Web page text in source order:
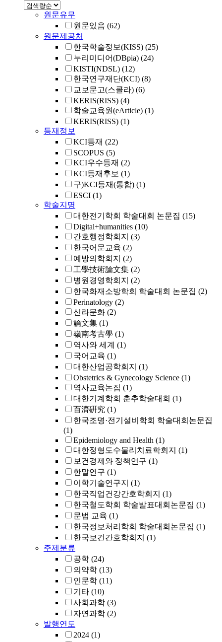
원문유무
원문있음 (62)
원문제공처
한국학술정보(KISS) (25)
누리미디어(DBpia) (24)
KISTI(NDSL) (12)
한국연구재단(KCI) (8)
교보문고(스콜라) (6)
KERIS(RISS) (4)
학술교육원(eArticle) (1)
KERIS(RISS) (1)
등재정보
KCI등재 (22)
SCOPUS (5)
KCI우수등재 (2)
KCI등재후보 (1)
구)KCI등재(통합) (1)
ESCI (1)
학술지명
대한전기학회 학술대회 논문집 (15)
Digital+humanities (10)
간호행정학회지 (3)
한국어문교육 (2)
예방의학회지 (2)
工學技術論文集 (2)
병원경영학회지 (2)
한국화재소방학회 학술대회 논문집 (2)
Perinatology (2)
신라문화 (2)
論文集 (1)
嶺南考古學 (1)
역사와 세계 (1)
국어교육 (1)
대한산업공학회지 (1)
Obstetrics & Gynecology Science (1)
역사교육논집 (1)
대한기계학회 춘추학술대회 (1)
百濟硏究 (1)
한국조명·전기설비학회 학술대회논문집
(1)
Epidemiology and Health (1)
대한정형도수물리치료학회지 (1)
보건경제와 정책연구 (1)
한말연구 (1)
이학기술연구지 (1)
한국직업건강간호학회지 (1)
한국철도학회 학술발표대회논문집 (1)
문법 교육 (1)
한국정보처리학회 학술대회논문집 (1)
한국보건간호학회지 (1)
주제분류
공학 (24)
의약학 (13)
인문학 (11)
기타 (10)
사회과학 (3)
자연과학 (2)
발행연도
2024 (1)